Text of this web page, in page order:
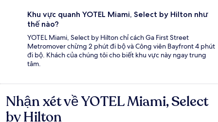
Khu vực quanh YOTEL Miami, Select by Hilton như
thế nào?
YOTEL Miami, Select by Hilton chỉ cách Ga First Street
Metromover chừng 2 phút đi bộ và Công viên Bayfront 4 phút
đi bộ. Khách của chúng tôi cho biết khu vực này ngay trung
tâm.
Nhận
xét
Nhận xét về YOTEL Miami, Select
by Hilton